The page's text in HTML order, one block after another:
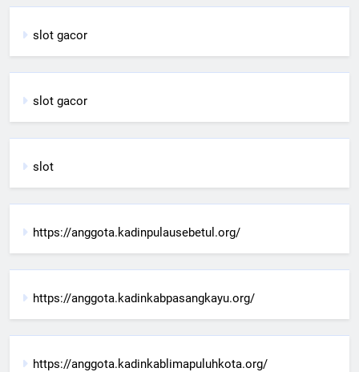
slot gacor
slot gacor
slot
https://anggota.kadinpulausebetul.org/
https://anggota.kadinkabpasangkayu.org/
https://anggota.kadinkablimapuluhkota.org/